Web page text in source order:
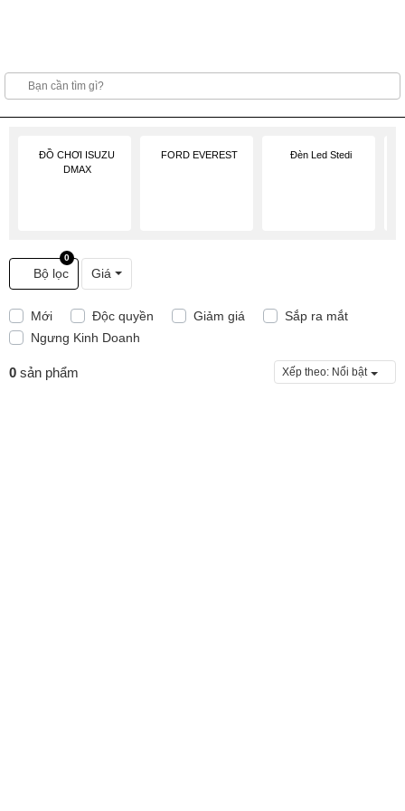
ĐỒ CHƠI ISUZU
DMAX
FORD EVEREST Đèn Led Stedi
Bộ lọc
0
Giá
Mới Độc quyền Giảm giá
Sắp ra mắt
Ngưng Kinh Doanh
0 sản phẩm Xếp theo: Nổi bật